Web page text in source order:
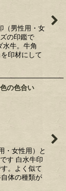
（男性用・女
の印鑑で
水牛。牛角
印材にして
の色合い
・女性用）と
す 白水牛印
。よく似て
体の種類が